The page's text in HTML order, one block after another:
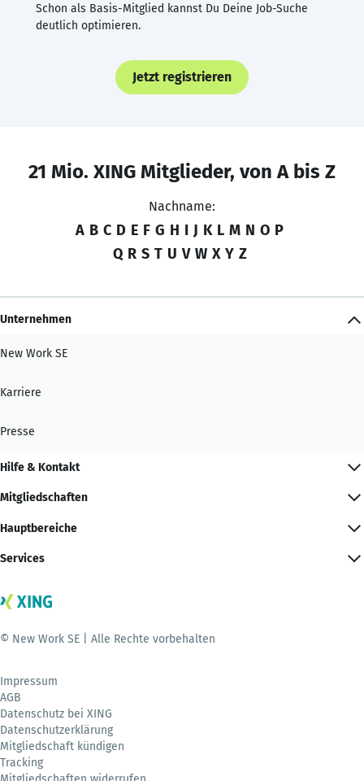
Schon als Basis-Mitglied kannst Du Deine Job-Suche
deutlich optimieren.
Jetzt registrieren
21 Mio. XING Mitglieder, von A bis Z
Nachname:
A B C D E F G H I J K L M N O P
Q R S T U V W X Y Z
Unternehmen
New Work SE
Karriere
Presse
Hilfe & Kontakt
Mitgliedschaften
Hauptbereiche
Services
© New Work SE | Alle Rechte vorbehalten
Impressum
AGB
Datenschutz bei XING
Datenschutzerklärung
Mitgliedschaft kündigen
Tracking